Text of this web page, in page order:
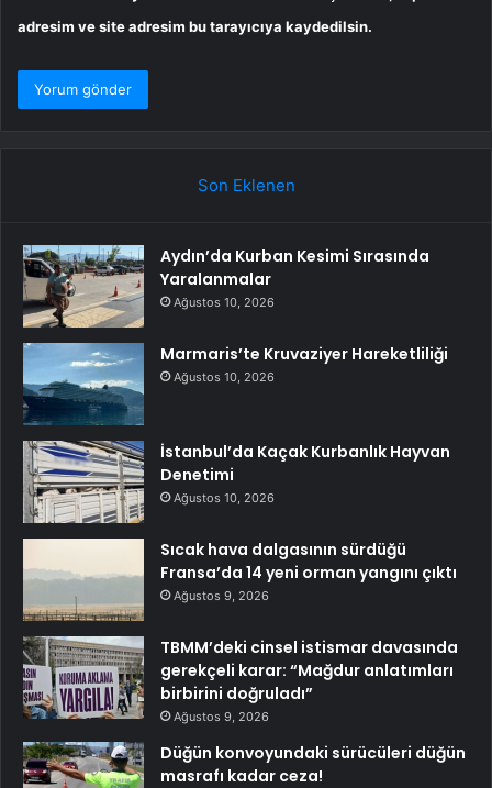
adresim ve site adresim bu tarayıcıya kaydedilsin.
Son Eklenen
Aydın’da Kurban Kesimi Sırasında
Yaralanmalar
Ağustos 10, 2026
Marmaris’te Kruvaziyer Hareketliliği
Ağustos 10, 2026
İstanbul’da Kaçak Kurbanlık Hayvan
Denetimi
Ağustos 10, 2026
Sıcak hava dalgasının sürdüğü
Fransa’da 14 yeni orman yangını çıktı
Ağustos 9, 2026
TBMM’deki cinsel istismar davasında
gerekçeli karar: “Mağdur anlatımları
birbirini doğruladı”
Ağustos 9, 2026
Düğün konvoyundaki sürücüleri düğün
masrafı kadar ceza!